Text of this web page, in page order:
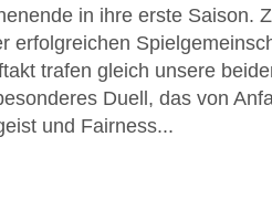
in ihre erste Saison.
erfolgreichen
trafen gleich unsere
Duell, das von
und Fairness...